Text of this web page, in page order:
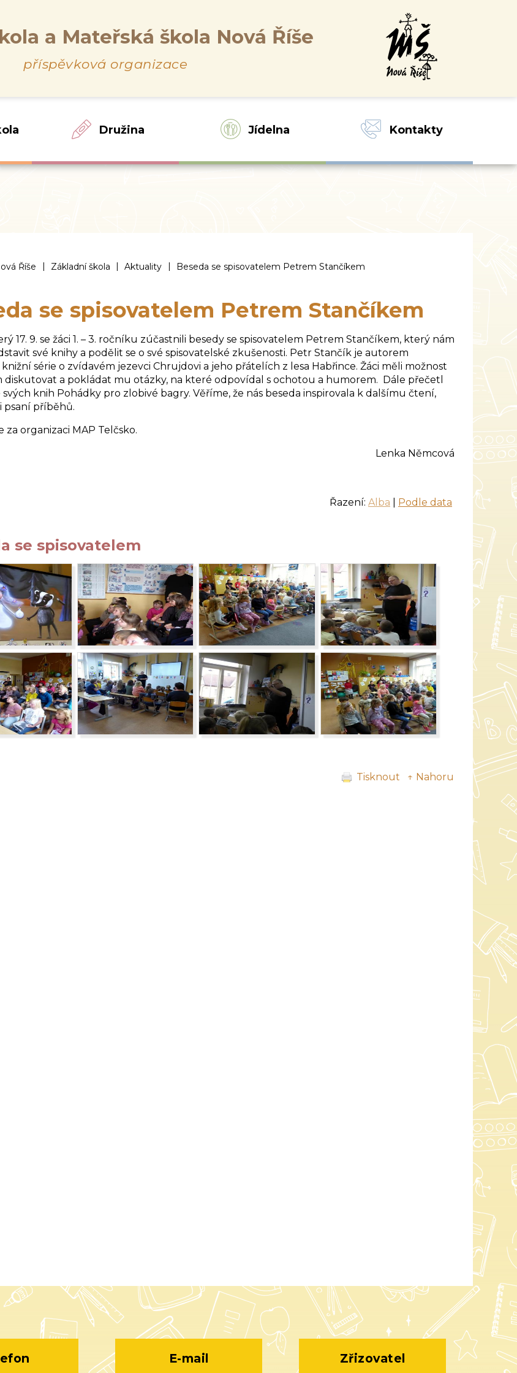
a Mateřská škola Nová Říše
příspěvková organizace
Družina Jídelna Kontakty
Říše | Základní škola | Aktuality | Beseda se spisovatelem Petrem Stančíkem
se spisovatelem Petrem Stančíkem
9. se žáci 1. – 3. ročníku zúčastnili besedy se spisovatelem Petrem Stančíkem, který nám
své knihy a podělit se o své spisovatelské zkušenosti. Petr Stančík je autorem
série o zvídavém jezevci Chrujdovi a jeho přátelích z lesa Habřince. Žáci měli možnost
diskutovat a pokládat mu otázky, na které odpovídal s ochotou a humorem. Dále přečetl
knih Pohádky pro zlobivé bagry. Věříme, že nás beseda inspirovala k dalšímu čtení,
psaní příběhů.
za organizaci MAP Telčsko.
Lenka Němcová
Řazení: Alba Podle data
se spisovatelem
Tisknout ↑ Nahoru
E-mail Zřizovatel